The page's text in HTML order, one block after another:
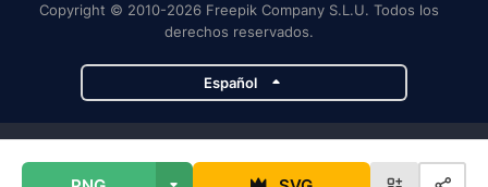
Copyright © 2010-2026 Freepik Company S.L.U. Todos los
derechos reservados.
Español